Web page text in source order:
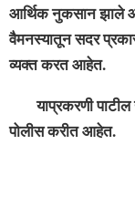
आर्थिक नुकसान झाले
वैमनस्यातून सदर
व्यक्त करत आहेत.
याप्रकरणी पाटील
पोलीस करीत आहेत.